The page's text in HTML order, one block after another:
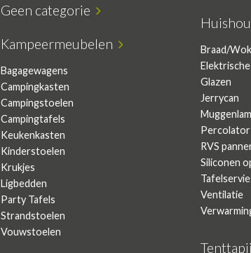
Geen categorie
Braad/
Glazen
Jerrycan
RVS
Siliconen
Ventilatie
Kampeermeubelen
Bagagewagens
Campingkasten
Campingstoelen
Campingtafels
Keukenkasten
Kinderstoelen
Krukjes
Ligbedden
Party Tafels
Strandstoelen
Vouwstoelen